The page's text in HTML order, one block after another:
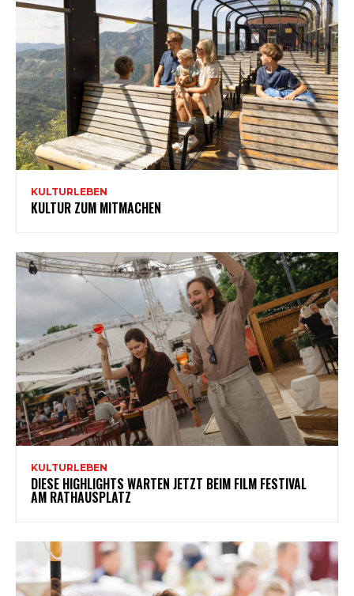
KULTURLEBEN
KULTUR ZUM MITMACHEN
KULTURLEBEN
DIESE HIGHLIGHTS WARTEN JETZT BEIM FILM FESTIVAL
AM RATHAUSPLATZ